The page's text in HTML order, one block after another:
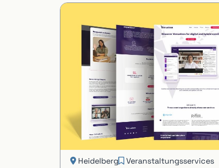
Heidelberg
Veranstaltungsservices